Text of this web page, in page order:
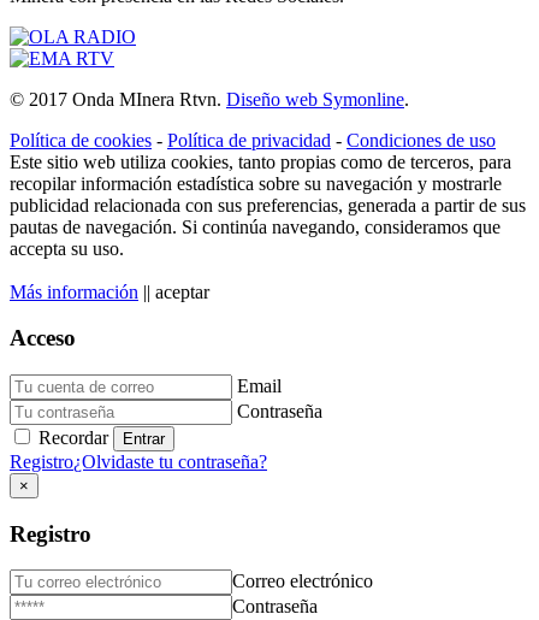
Ensayo solidario
Donación de Sangre
23 de Diciembre de 2025
© 2017 Onda MInera Rtvn. Diseño web Symonline.
Política de cookies - Política de privacidad - Condiciones de uso
Este sitio web utiliza cookies, tanto propias como de terceros, para
recopilar información estadística sobre su navegación y mostrarle
publicidad relacionada con sus preferencias, generada a partir de sus
pautas de navegación. Si continúa navegando, consideramos que
accepta su uso.
Más información || aceptar
Acceso
Email
Contraseña
Recordar
Registro¿Olvidaste tu contraseña?
×
Registro
Correo electrónico
Contraseña